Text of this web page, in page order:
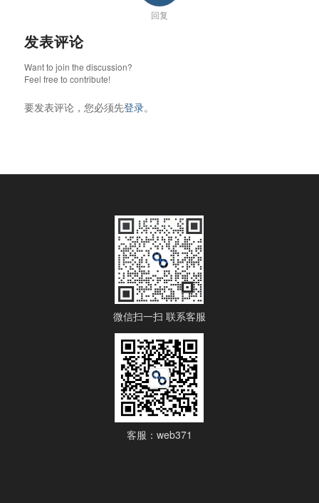
回复
发表评论
Want to join the discussion?
Feel free to contribute!
要发表评论，您必须先登录。
微信扫一扫 联系客服
客服：web371